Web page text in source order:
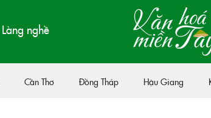
Làng nghề
Cần Thơ Đồng Tháp Hậu Giang